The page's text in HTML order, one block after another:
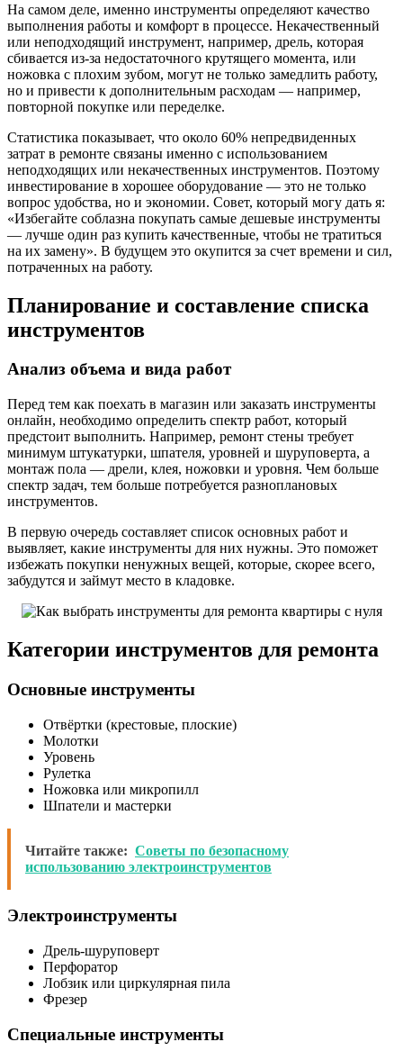
На самом деле, именно инструменты определяют качество
выполнения работы и комфорт в процессе. Некачественный
или неподходящий инструмент, например, дрель, которая
сбивается из-за недостаточного крутящего момента, или
ножовка с плохим зубом, могут не только замедлить работу,
но и привести к дополнительным расходам — например,
повторной покупке или переделке.
Статистика показывает, что около 60% непредвиденных
затрат в ремонте связаны именно с использованием
неподходящих или некачественных инструментов. Поэтому
инвестирование в хорошее оборудование — это не только
вопрос удобства, но и экономии. Совет, который могу дать я:
«Избегайте соблазна покупать самые дешевые инструменты
— лучше один раз купить качественные, чтобы не тратиться
на их замену». В будущем это окупится за счет времени и сил,
потраченных на работу.
Планирование и составление списка
инструментов
Анализ объема и вида работ
Перед тем как поехать в магазин или заказать инструменты
онлайн, необходимо определить спектр работ, который
предстоит выполнить. Например, ремонт стены требует
минимум штукатурки, шпателя, уровней и шуруповерта, а
монтаж пола — дрели, клея, ножовки и уровня. Чем больше
спектр задач, тем больше потребуется разноплановых
инструментов.
В первую очередь составляет список основных работ и
выявляет, какие инструменты для них нужны. Это поможет
избежать покупки ненужных вещей, которые, скорее всего,
забудутся и займут место в кладовке.
Категории инструментов для ремонта
Основные инструменты
Отвёртки (крестовые, плоские)
Молотки
Уровень
Рулетка
Ножовка или микропилл
Шпатели и мастерки
Читайте также: Советы по безопасному
использованию электроинструментов
Электроинструменты
Дрель-шуруповерт
Перфоратор
Лобзик или циркулярная пила
Фрезер
Специальные инструменты